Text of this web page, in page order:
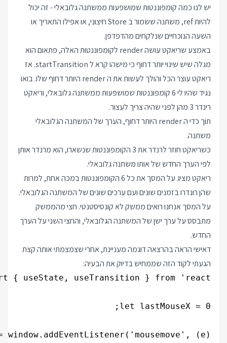
יש לנו כמה קומפוננטות שמושפעות ממשתנה גלובאלי - זה יכול
להיות ref, משתנה ששמור ב Store חיצוני, או אפילו התאריך או
השעה הנוכחיים שנלקחים מהדפדפן.
באמצע שריאקט עושה render לקומפוננטות האלה, פתאום הוא
מגלה שיש שינוי יותר דחוף כי מישהו קרא ל startTransition. אז
ריאקט עוצר הכל והולך לעשות את ה render היותר דחוף שלו. בואו
נגיד שהיו לי 6 קומפוננטות שמושפעות ממשתנה גלובאלי, וריאקט
רינדר 3 מהן לפני שהיה צריך לעצור.
תוך כדי ה render היותר דחוף, הערך של המשתנה הגלובאלי
משתנה.
כשריאקט חוזר לרנדר את 3 הקומפוננטות שנשארו, הוא מרנדר אותן
לפי הערך החדש של אותו משתנה גלובאלי.
ריאקט מציג על המסך את כל 6 הקומפוננטות במכה אחת, למרות
שהן רונדרו בזמנים שונים ועם ערכים שונים של המשתנה הגלובאלי.
על המסך אנחנו רואים ממשק לא קונסיסטנטי. חצי מהממשק
מתבסס על ערך ישן של המשתנה הגלובאלי, והחצי השני על הערך
החדש.
דאישי הראה בהרצאה דוגמה מעניינת, אחרי שצמצמתי אותה קצת
הגעתי לקוד הזה שממחיש בדיוק את הבעיה: